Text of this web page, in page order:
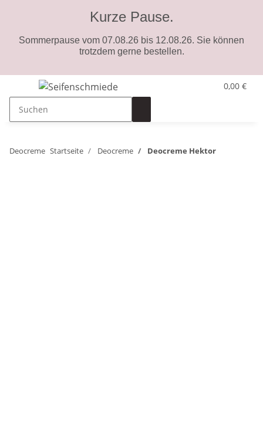
Kurze Pause.
Sommerpause vom 07.08.26 bis 12.08.26. Sie können
trotzdem gerne bestellen.
0,00 €
Deocreme Startseite Deocreme Deocreme Hektor